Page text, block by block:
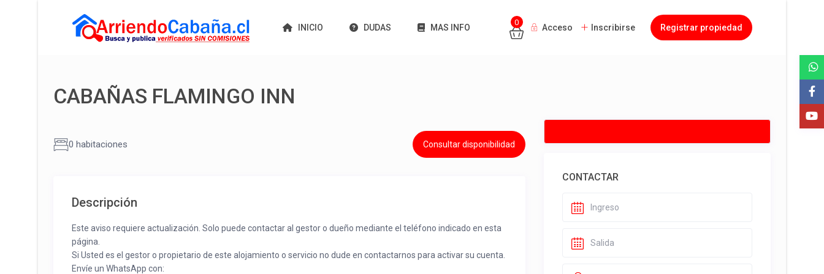
INICIO DUDAS MAS INFO
0
Acceso Inscribirse Registrar propiedad
CABAÑAS FLAMINGO INN
0 habitaciones Consultar disponibilidad
Descripción
Este aviso requiere actualización. Solo puede contactar al gestor o dueño mediante el teléfono indicado en esta
página.
Si Usted es el gestor o propietario de este alojamiento o servicio no dude en contactarnos para activar su cuenta.
Envíe un WhatsApp con:
CONTACTAR